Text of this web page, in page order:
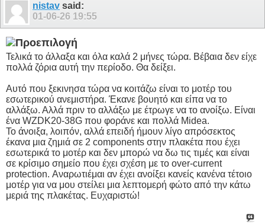
nistav said:
01-06-26 19:55
Τελικά το άλλαξα και όλα καλά 2 μήνες τώρα. Βέβαια δεν είχε
πολλά ζόρια αυτή την περίοδο. Θα δείξει.
Αυτό που ξεκινησα τώρα να κοιτάζω είναι το μοτέρ του
εσωτερικού ανεμιστήρα. Έκανε βουητό και είπα να το
αλλάξω. Αλλά πριν το αλλάξω με έτρωγε να το ανοίξω. Είναι
ένα WZDK20-38G που φοράνε και πολλά Midea.
Το άνοιξα, λοιπόν, αλλά επειδή ήμουν λίγο απρόσεκτος
έκανα μια ζημιά σε 2 components στην πλακέτα που έχει
εσωτερικά το μοτέρ και δεν μπορώ να δω τις τιμές και είναι
σε κρίσιμο σημείο που έχει σχέση με το over-current
protection. Αναρωτιέμαι αν έχει ανοίξει κανείς κανένα τέτοιο
μοτέρ για να μου στείλει μια λεπτομερή φώτο από την κάτω
μεριά της πλακέτας. Ευχαριστώ!